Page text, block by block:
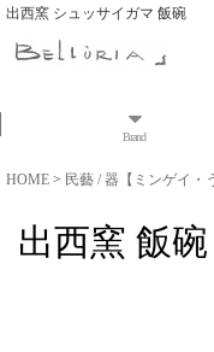
出西窯 シュッサイガマ 飯碗
Brand
HOME > 民藝 / 器【ミンゲイ・
出西窯 飯碗